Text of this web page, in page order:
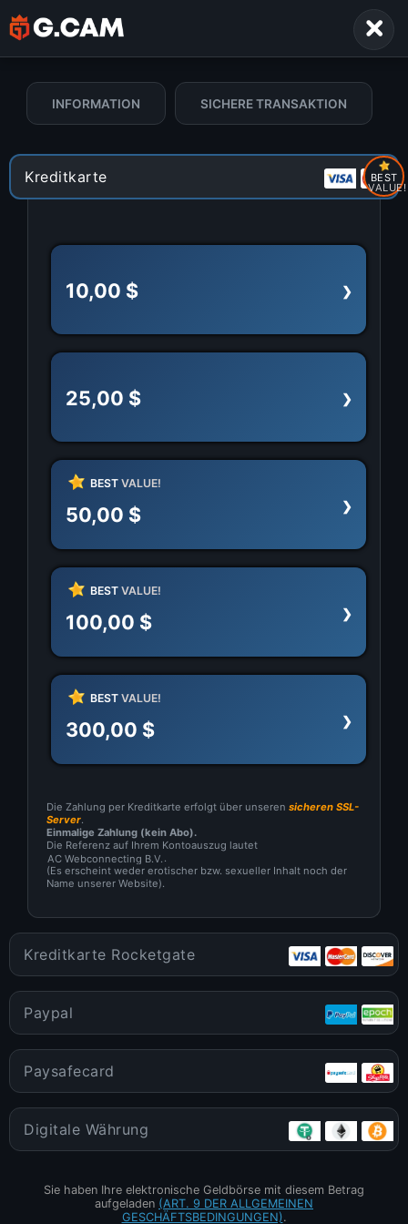
INFORMATION SICHERE TRANSAKTION
Kreditkarte BEST
VALUE!
10,00 $
25,00 $
BEST VALUE!
50,00 $
BEST VALUE!
100,00 $
BEST VALUE!
300,00 $
Die Zahlung per Kreditkarte erfolgt über unseren sicheren SSL-
Server.
Einmalige Zahlung (kein Abo).
Die Referenz auf Ihrem Kontoauszug lautet
.
(Es erscheint weder erotischer bzw. sexueller Inhalt noch der
Name unserer Website).
Kreditkarte Rocketgate
Paypal
Paysafecard
Digitale Währung
Sie haben Ihre elektronische Geldbörse mit diesem Betrag
aufgeladen (ART. 9 DER ALLGEMEINEN
GESCHÄFTSBEDINGUNGEN).